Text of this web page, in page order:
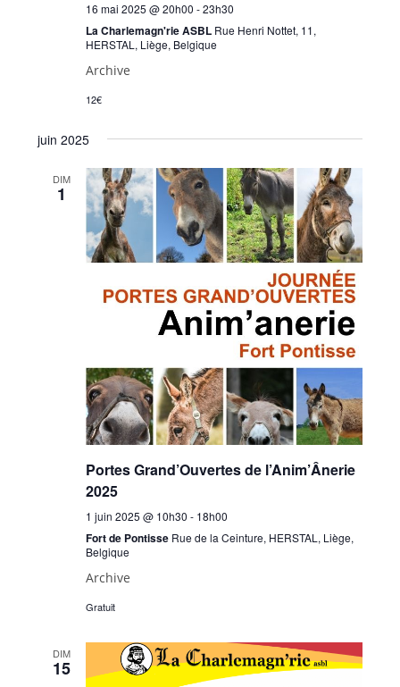
16 mai 2025 @ 20h00 -23h30
La Charlemagn'rie ASBL Rue Henri Nottet, 11,
HERSTAL, Liège, Belgique
Archive
12€
juin 2025
DIM
1
Portes Grand’Ouvertes de l’Anim’Ânerie
2025
1 juin 2025 @ 10h30 - 18h00
Fort de Pontisse Rue de la Ceinture, HERSTAL, Liège,
Belgique
Archive
Gratuit
DIM
15